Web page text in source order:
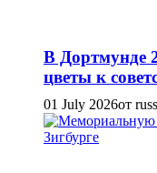
В Дортмунде
цветы к
01 July 2026от